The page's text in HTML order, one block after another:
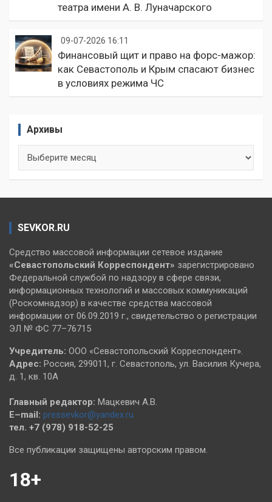
театра имени А. В. Луначарского
09-07-2026 16:11
Финансовый щит и право на форс-мажор:
как Севастополь и Крым спасают бизнес
в условиях режима ЧС
Архивы
SEVKOR.RU
Средство массовой информации сетевое издание
«Севастопольский Корреспондент» зарегистрировано
Федеральной службой по надзору в сфере связи,
информационных технологий и массовых коммуникаций
(Роскомнадзор) в качестве средства массовой
информации от 06.09.2019 г., свидетельство о регистрации
ЭЛ № ФС 77–76715
Учредитель: ООО «Севастопольский Корреспондент».
Адрес: Россия, 299011, г. Севастополь, ул. Василия Кучера,
д. 1, кв. 10А
Главный редактор: Мацкевич А.В.
E–mail: pressevkor@yandex.ru
тел. +7 (978) 918-52-25
Все публикации защищены авторским правом.
18+